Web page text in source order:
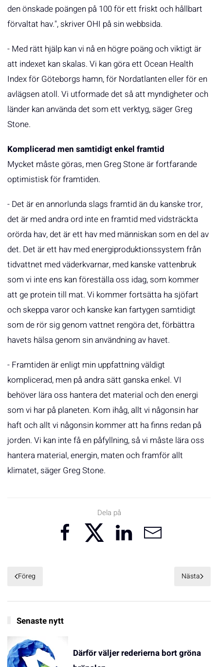
den önskade poängen på 100 för ett friskt och hållbart
förvaltat hav.", skriver OHI på sin webbsida.
- Med rätt hjälp kan vi nå en högre poäng och viktigt är
att indexet kan skalas. Vi kan göra ett Ocean Health
Index för Göteborgs hamn, för Nordatlanten eller för en
avlägsen atoll. Vi utformade det så att myndigheter och
länder kan använda det som ett verktyg, säger Greg
Stone.
Komplicerad men samtidigt enkel framtid
Mycket måste göras, men Greg Stone är fortfarande
optimistisk för framtiden.
- Det är en annorlunda slags framtid än du kanske tror,
det är med andra ord inte en framtid med vidsträckta
orörda hav, det är ett hav med människan som en del av
det. Det är ett hav med energiproduktionssystem från
tidvattnet med väderkvarnar, med kanske vattenbruk
som vi inte ens kan föreställa oss idag, som kommer
att ge protein till mat. Vi kommer fortsätta ha sjöfart
och skeppa varor och kanske kan fartygen samtidigt
som de rör sig genom vattnet rengöra det, förbättra
havets hälsa genom sin användning av havet.
- Framtiden är enligt min uppfattning väldigt
komplicerad, men på andra sätt ganska enkel. VI
behöver lära oss hantera det material och den energi
som vi har på planeten. Kom ihåg, allt vi någonsin har
haft och allt vi någonsin kommer att ha finns redan på
jorden. Vi kan inte få en påfyllning, så vi måste lära oss
hantera material, energin, maten och framför allt
klimatet, säger Greg Stone.
Dela på
Föreg Nästa
Senaste nytt
Därför väljer rederierna bort gröna